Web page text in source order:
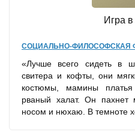
Игра в
СОЦИАЛЬНО-ФИЛОСОФСКАЯ
«Лучше всего сидеть в
свитера и кофты, они
костюмы, мамины
рваный халат. Он
носом и нюхаю. В темноте